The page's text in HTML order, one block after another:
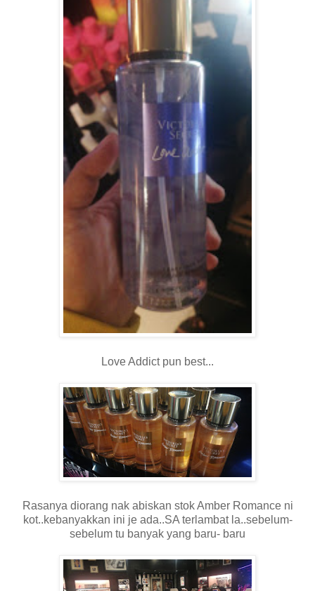
Love Addict pun best...
Rasanya diorang nak abiskan stok Amber Romance ni
kot..kebanyakkan ini je ada..SA terlambat la..sebelum-
sebelum tu banyak yang baru- baru